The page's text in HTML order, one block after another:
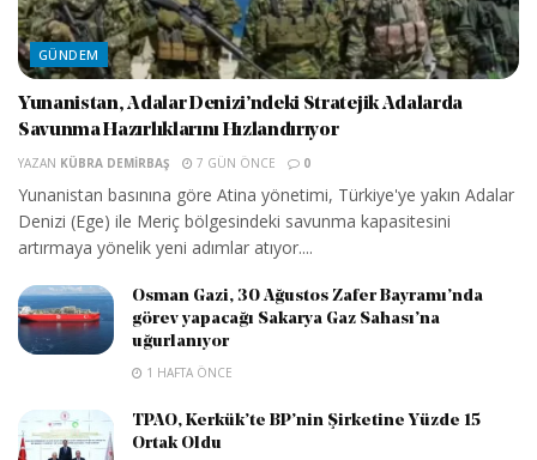
GÜNDEM
Yunanistan, Adalar Denizi’ndeki Stratejik Adalarda
Savunma Hazırlıklarını Hızlandırıyor
YAZAN KÜBRA DEMIRBAŞ 7 GÜN ÖNCE 0
Yunanistan basınına göre Atina yönetimi, Türkiye'ye yakın Adalar
Denizi (Ege) ile Meriç bölgesindeki savunma kapasitesini
artırmaya yönelik yeni adımlar atıyor....
Osman Gazi, 30 Ağustos Zafer Bayramı’nda
görev yapacağı Sakarya Gaz Sahası’na
uğurlanıyor
1 HAFTA ÖNCE
TPAO, Kerkük’te BP’nin Şirketine Yüzde 15
Ortak Oldu